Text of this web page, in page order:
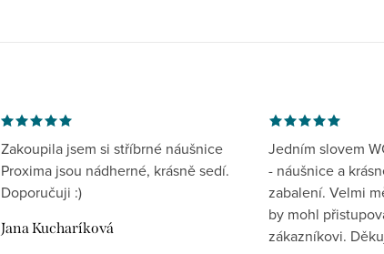
Zakoupila jsem si stříbrné náušnice
Proxima jsou nádherné, krásně sedí.
Doporučuji :)
Jana Kucharíková
Jedním slovem
- náušnice a
zabalení. Velmi
by mohl
zákazníkovi.